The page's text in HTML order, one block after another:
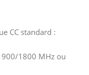
CC standard :
900/1800 MHz ou